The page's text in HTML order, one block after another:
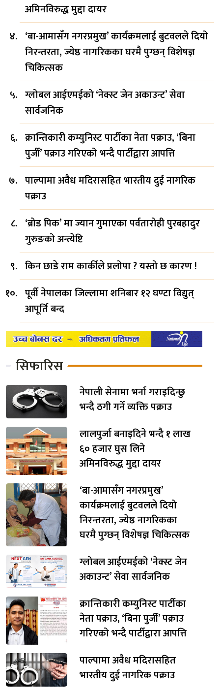
अमिनविरुद्ध मुद्दा दायर
‘बा-आमासँग नगरप्रमुख’ कार्यक्रमलाई बुटवलले दियो
निरन्तरता, ज्येष्ठ नागरिकका घरमै पुग्छन् विशेषज्ञ
चिकित्सक
ग्लोबल आईएमईको ‘नेक्स्ट जेन अकाउन्ट’ सेवा
सार्वजनिक
क्रान्तिकारी कम्युनिस्ट पार्टीका नेता पक्राउ, ‘बिना
पुर्जी’ पक्राउ गरिएको भन्दै पार्टीद्वारा आपत्ति
पाल्पामा अवैध मदिरासहित भारतीय दुई नागरिक
पक्राउ
‘ब्रोड पिक’ मा ज्यान गुमाएका पर्वतारोही पुरबहादुर
गुरुङको अन्त्येष्टि
किन छाडे राम कार्कीले प्रलोपा ? यस्तो छ कारण !
पूर्वी नेपालका जिल्लामा शनिबार १२ घण्टा विद्युत्
आपूर्ति बन्द
सिफारिस
नेपाली सेनामा भर्ना गराइदिन्छु
भन्दै ठगी गर्ने व्यक्ति पक्राउ
लालपुर्जा बनाइदिने भन्दै १ लाख
६० हजार घुस लिने
अमिनविरुद्ध मुद्दा दायर
‘बा-आमासँग नगरप्रमुख’
कार्यक्रमलाई बुटवलले दियो
निरन्तरता, ज्येष्ठ नागरिकका
घरमै पुग्छन् विशेषज्ञ चिकित्सक
ग्लोबल आईएमईको ‘नेक्स्ट जेन
अकाउन्ट’ सेवा सार्वजनिक
क्रान्तिकारी कम्युनिस्ट पार्टीका
नेता पक्राउ, ‘बिना पुर्जी’ पक्राउ
गरिएको भन्दै पार्टीद्वारा आपत्ति
पाल्पामा अवैध मदिरासहित
भारतीय दुई नागरिक पक्राउ